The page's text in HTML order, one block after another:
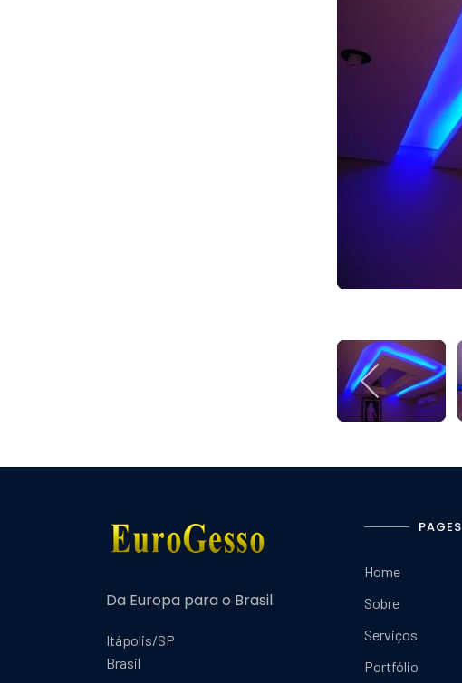
Da Europa para o Brasil.
Itápolis/SP
Brasil
PAGES
Home
Sobre
Serviços
Portfólio